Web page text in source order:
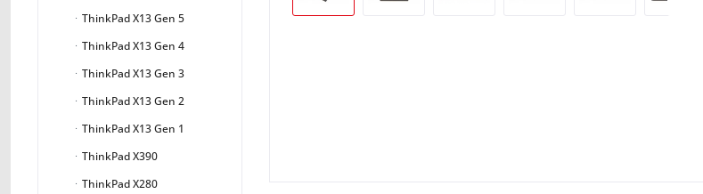
ThinkPad X13 Gen 5
ThinkPad X13 Gen 4
ThinkPad X13 Gen 3
ThinkPad X13 Gen 2
ThinkPad X13 Gen 1
ThinkPad X390
ThinkPad X280